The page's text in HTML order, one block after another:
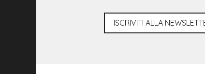
ISCRIVITI ALLA